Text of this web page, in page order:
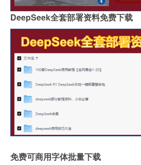
DeepSeek全套部署资料免费下载
免费可商用字体批量下载